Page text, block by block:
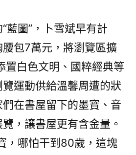
藍圖”，卜雪斌早有計
包7萬元，將瀏覽區擴
置白色文明、國粹經典等
運動供給溫馨周遭的狀
們在書屋留下的墨寶、音
，讓書屋更有含金量。
，哪怕干到80歲，這塊